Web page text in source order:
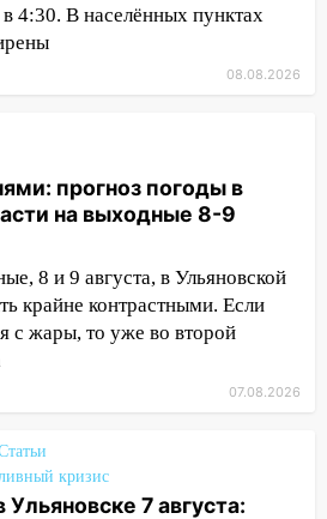
районе
ставят остановки
для крупногабаритного
бесплатно покажут
открытым небом
госуниверситете
прибор для
могут вернуть деньги
фитнес-
Ульяновской
4:30. В населённых пунктах
08.08.2026
прогноз погоды в
на выходные 8-9
8 и 9 августа, в Ульяновской
крайне контрастными. Если
с жары, то уже во второй
07.08.2026
кризис
Ульяновске 7 августа: